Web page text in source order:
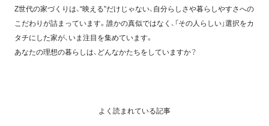
Z世代の家づくりは、“映える”だけじゃない、自分らしさや暮らしやすさへの
こだわりが詰まっています。誰かの真似ではなく、「その人らしい」選択をカ
タチにした家が、いま注目を集めています。
あなたの理想の暮らしは、どんなかたちをしていますか？
よく読まれている記事